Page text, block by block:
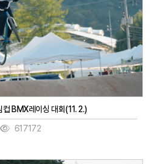
BMX레이싱 대회(11. 2.)
617172